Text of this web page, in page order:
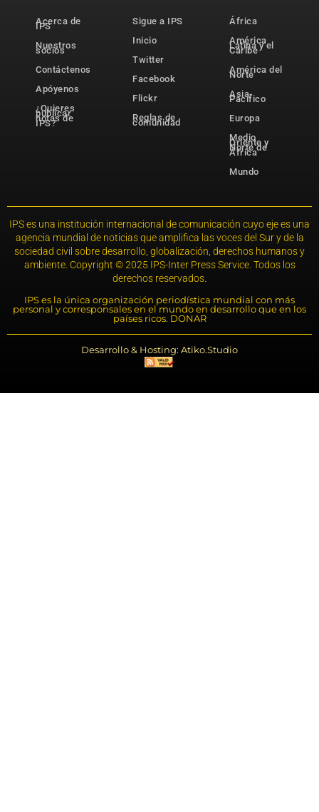
Acerca de
IPS
Nuestros
socios
Contáctenos
Apóyenos
¿Quieres
publicar
notas de
IPS?
Sigue a IPS
Inicio
Twitter
Facebook
Flickr
Reglas de
comunidad
África
América
Latina y el
Caribe
América del
Norte
Asia-
Pacífico
Europa
Medio
Oriente y
Norte de
África
Mundo
IPS es una institución internacional de comunicación cuyo eje es una
agencia mundial de noticias que amplifica las voces del Sur y de la
sociedad civil sobre desarrollo, globalización, derechos humanos y
ambiente. Copyright © 2025 IPS-Inter Press Service. Todos los
derechos reservados.
IPS es la única organización periodística mundial con más
personal y corresponsales en el mundo en desarrollo que en los
países ricos. DONAR
Desarrollo & Hosting: Atiko.Studio